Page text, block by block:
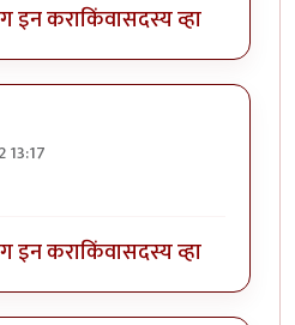
इन कराकिंवासदस्य व्हा
इन कराकिंवासदस्य व्हा